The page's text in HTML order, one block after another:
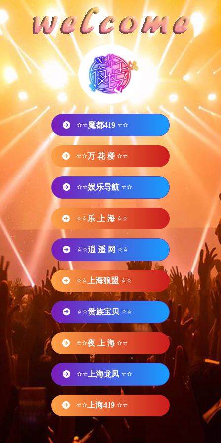
⭐⭐魔都419 ⭐⭐
⭐⭐万 花 楼 ⭐⭐
⭐⭐娱乐导航 ⭐⭐
⭐⭐乐 上 海 ⭐⭐
⭐⭐逍 遥 网 ⭐⭐
⭐⭐ 上海狼盟 ⭐⭐
⭐⭐贵族宝贝 ⭐⭐
⭐⭐夜 上 海 ⭐⭐
⭐⭐ 上海龙凤 ⭐⭐
⭐⭐ 上海419 ⭐⭐